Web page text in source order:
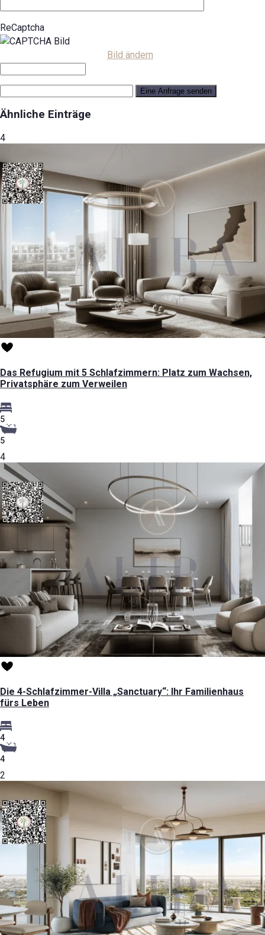
ReCaptcha
Bild ändern
Ähnliche Einträge
4
Das Refugium mit 5 Schlafzimmern: Platz zum Wachsen,
Privatsphäre zum Verweilen
5
5
4
Die 4-Schlafzimmer-Villa „Sanctuary“: Ihr Familienhaus
fürs Leben
4
4
2